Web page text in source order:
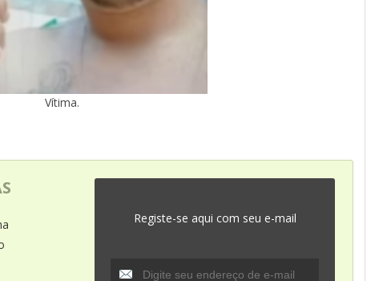
Vítima.
Registe-se aqui com seu e-mail